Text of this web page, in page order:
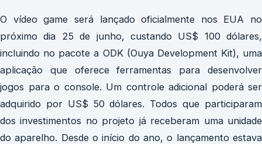
O vídeo game será lançado oficialmente nos EUA no
próximo dia 25 de junho, custando US$ 100 dólares,
incluindo no pacote a ODK (Ouya Development Kit), uma
aplicação que oferece ferramentas para desenvolver
jogos para o console. Um controle adicional poderá ser
adquirido por US$ 50 dólares. Todos que participaram
dos investimentos no projeto já receberam uma unidade
do aparelho. Desde o início do ano, o lançamento estava